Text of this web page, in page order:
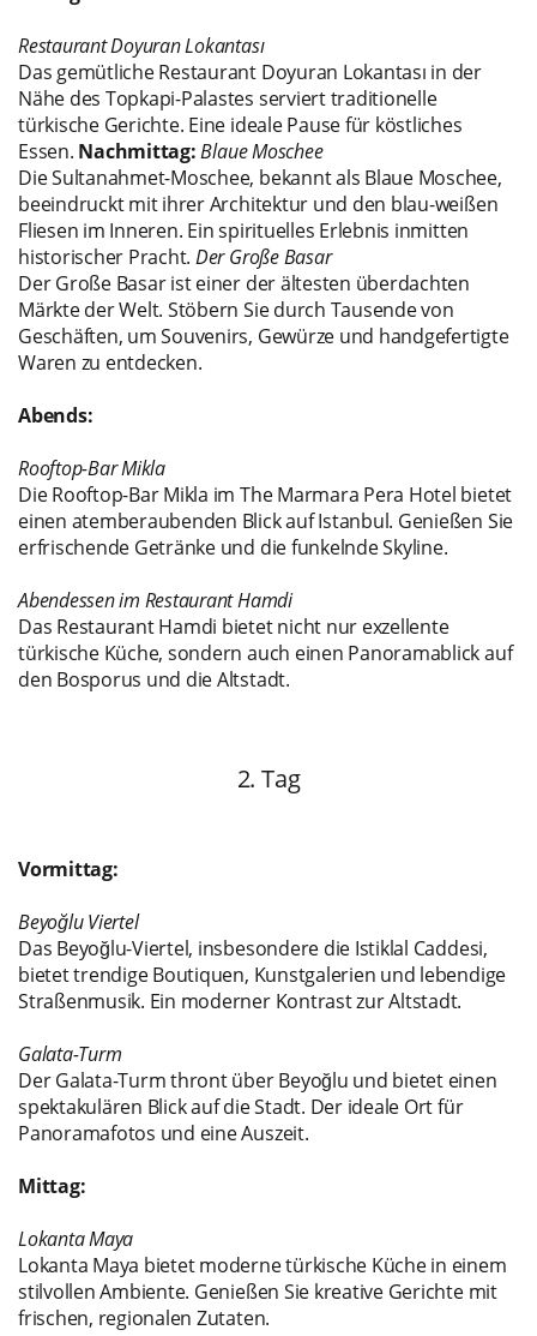
Restaurant Doyuran Lokantası
Das gemütliche Restaurant Doyuran Lokantası in der
Nähe des Topkapi-Palastes serviert traditionelle
türkische Gerichte. Eine ideale Pause für köstliches
Essen. Nachmittag: Blaue Moschee
Die Sultanahmet-Moschee, bekannt als Blaue Moschee,
beeindruckt mit ihrer Architektur und den blau-weißen
Fliesen im Inneren. Ein spirituelles Erlebnis inmitten
historischer Pracht. Der Große Basar
Der Große Basar ist einer der ältesten überdachten
Märkte der Welt. Stöbern Sie durch Tausende von
Geschäften, um Souvenirs, Gewürze und handgefertigte
Waren zu entdecken.
Abends:
Rooftop-Bar Mikla
Die Rooftop-Bar Mikla im The Marmara Pera Hotel bietet
einen atemberaubenden Blick auf Istanbul. Genießen Sie
erfrischende Getränke und die funkelnde Skyline.
Abendessen im Restaurant Hamdi
Das Restaurant Hamdi bietet nicht nur exzellente
türkische Küche, sondern auch einen Panoramablick auf
den Bosporus und die Altstadt.
2. Tag
Vormittag:
Beyoğlu Viertel
Das Beyoğlu-Viertel, insbesondere die Istiklal Caddesi,
bietet trendige Boutiquen, Kunstgalerien und lebendige
Straßenmusik. Ein moderner Kontrast zur Altstadt.
Galata-Turm
Der Galata-Turm thront über Beyoğlu und bietet einen
spektakulären Blick auf die Stadt. Der ideale Ort für
Panoramafotos und eine Auszeit.
Mittag:
Lokanta Maya
Lokanta Maya bietet moderne türkische Küche in einem
stilvollen Ambiente. Genießen Sie kreative Gerichte mit
frischen, regionalen Zutaten.